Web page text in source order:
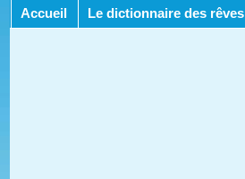
Accueil Le dictionnaire des rêves